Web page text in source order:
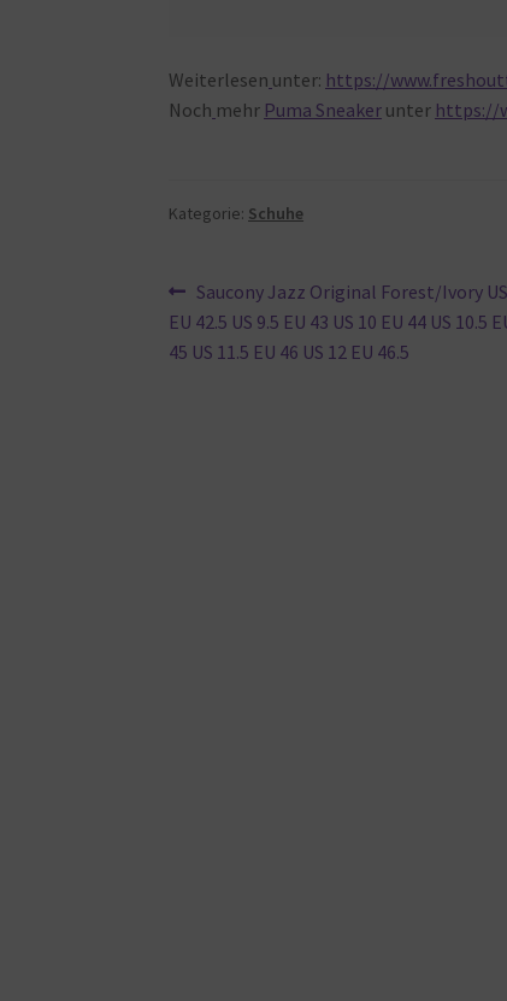
Weiterlesen unter: https://
Noch mehr Puma Sneaker unter https://
Kategorie: Schuhe
Beitragsnavigation
Vorheriger
Beitrag:
Saucony Jazz Original Forest/Ivory US
EU 42.5 US 9.5 EU 43 US 10 EU 44 US 10.5
45 US 11.5 EU 46 US 12 EU 46.5